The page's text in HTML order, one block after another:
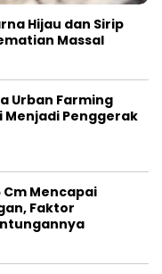
Hijau dan Sirip
Massal
Urban Farming
Penggerak
Cm Mencapai
Faktor